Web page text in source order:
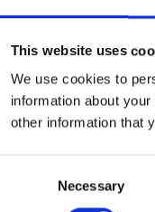
This website uses
We use cookies to
information about
other information that
Necessary
dei deputati